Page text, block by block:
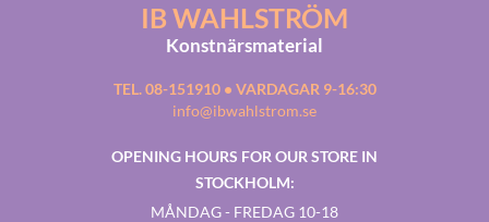
IB WAHLSTRÖM
Konstnärsmaterial
TEL. 08-151910 • VARDAGAR 9-16:30
info@ibwahlstrom.se
OPENING HOURS FOR OUR STORE IN
STOCKHOLM:
MÅNDAG - FREDAG 10-18